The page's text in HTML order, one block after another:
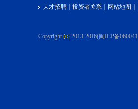
人才招聘 投资者关系 网站地图
Copyright (c) 2013-2016(闽ICP备